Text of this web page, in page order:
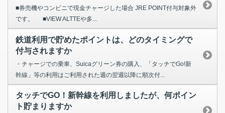
■券売機やコンビニで現金チャージした場合 JRE POINT付与対象外
です。 ■VIEW ALTTEや多...
鉄道利用で貯めたポイントは、どのタイミングで
付与されますか
・チャージでの乗車、Suicaグリーン券の購入、「タッチでGo!新
幹線」等の利用はご利用された週の翌週以降に順次付...
タッチでGO！新幹線を利用しましたが、何ポイン
ト貯まりますか